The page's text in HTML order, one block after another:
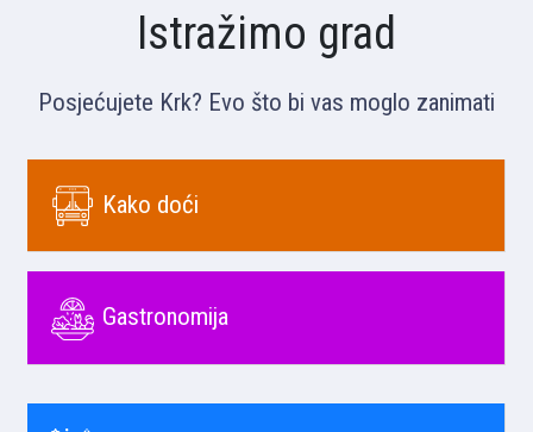
Istražimo grad
Posjećujete Krk? Evo što bi vas moglo zanimati
Kako doći
Gastronomija